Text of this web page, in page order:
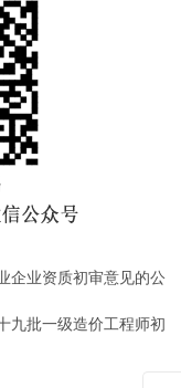
企业资质初审意见的公
九批一级造价工程师初